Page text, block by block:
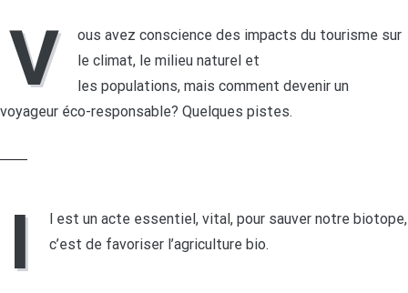
V
ous avez conscience des impacts du tourisme sur
le climat, le milieu naturel et
les populations, mais comment devenir un
voyageur éco-responsable? Quelques pistes.
I
l est un acte essentiel, vital, pour sauver notre biotope,
c’est de favoriser l’agriculture bio.